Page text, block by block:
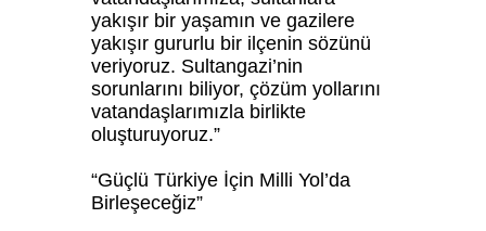
yakışır bir yaşamın ve gazilere
yakışır gururlu bir ilçenin sözünü
veriyoruz. Sultangazi’nin
sorunlarını biliyor, çözüm yollarını
vatandaşlarımızla birlikte
oluşturuyoruz.”
“Güçlü Türkiye İçin Milli Yol’da
Birleşeceğiz”